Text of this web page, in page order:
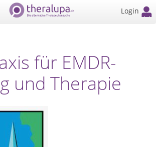
Login
für EMDR-
und Therapie